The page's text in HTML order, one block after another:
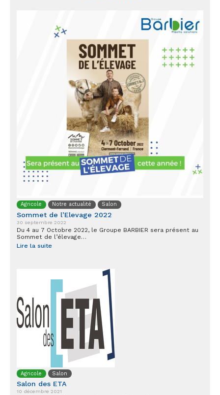
Agricole Notre actualité Salon
Sommet de l’Elevage 2022
30 septembre 2022
Du 4 au 7 Octobre 2022, le Groupe BARBIER sera présent au
Sommet de l’élevage…
Lire la suite
Agricole Salon
Salon des ETA
10 décembre 2021